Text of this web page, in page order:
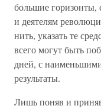
большие горизонты,
и деятелям
нить, указать те
всего могут быть
дней, с
результаты.
Лишь поняв и